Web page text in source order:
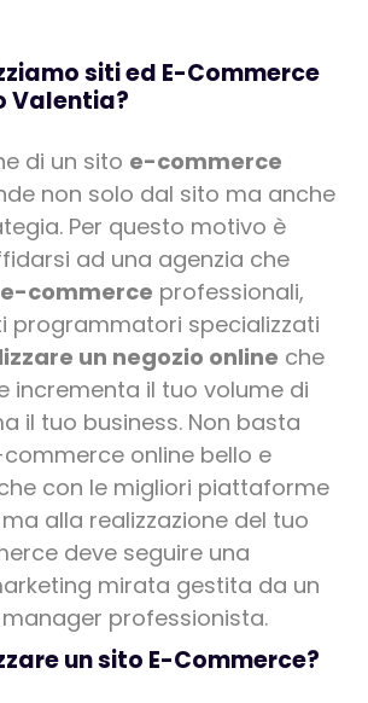
siti ed E-Commerce
Valentia?
di un sito e-commerce
non solo dal sito ma anche
Per questo motivo è
ad una agenzia che
commerce professionali,
programmatori specializzati
un negozio online che
incrementa il tuo volume di
il tuo business. Non basta
commerce online bello e
con le migliori piattaforme
alla realizzazione del tuo
deve seguire una
mirata gestita da un
professionista.
un sito E-Commerce?